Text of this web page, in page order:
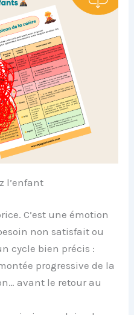
l’enfant
C’est une émotion
non satisfait ou
cycle bien précis :
progressive de la
avant le retour au